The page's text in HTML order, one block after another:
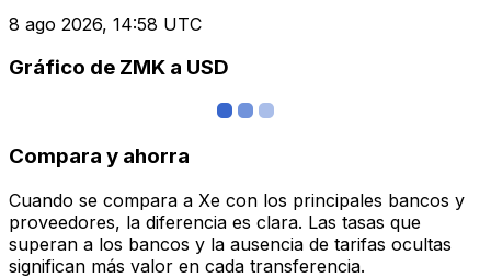
8 ago 2026, 14:58 UTC
Gráfico de ZMK a USD
Compara y ahorra
Cuando se compara a Xe con los principales bancos y
proveedores, la diferencia es clara. Las tasas que
superan a los bancos y la ausencia de tarifas ocultas
significan más valor en cada transferencia.